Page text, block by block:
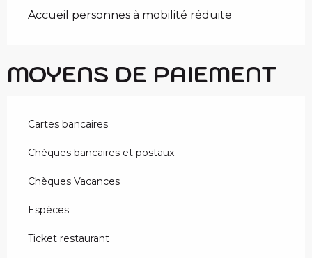
Accueil personnes à mobilité réduite
MOYENS DE PAIEMENT
Cartes bancaires
Chèques bancaires et postaux
Chèques Vacances
Espèces
Ticket restaurant